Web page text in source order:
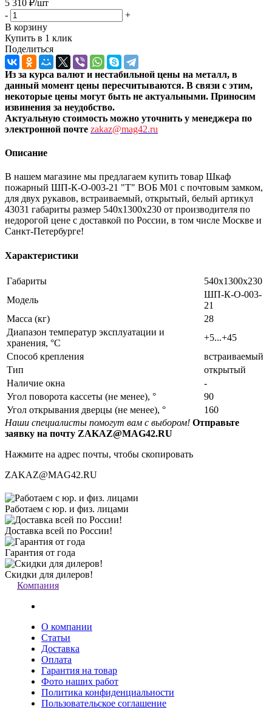
5 310 ₽/шт
-
+
В корзину
Купить в 1 клик
Поделиться
Из за курса валют и нестабильной цены на металл, в
данный момент цены пересчитываются. В связи с этим,
некоторые цены могут быть не актуальными. Приносим
извинения за неудобство.
Актуальную стоимость можно уточнить у менеджера по
электронной почте zakaz@mag42.ru
Описание
В нашем магазине мы предлагаем купить товар Шкаф
пожарный ШП-К-О-003-21 "Т" ВОБ М01 с почтовым замком,
для двух рукавов, встраиваемый, открытый, белый артикул
43031 габариты размер 540х1300х230 от производителя по
недорогой цене с доставкой по России, в том числе Москве и
Санкт-Петербурге!
Характеристики
Габариты
540х1300х230
Модель
ШП-К-О-003-
21
Масса (кг)
28
Диапазон температур эксплуатации и
хранения, °С
+5...+45
Способ крепления
встраиваемый
Тип
открытый
Наличие окна
-
Угол поворота кассеты (не менее), °
90
Угол открывания дверцы (не менее), °
160
Наши специалисты помогут вам с выбором! Отправьте
заявку на почту ZAKAZ@MAG42.RU
Нажмите на адрес почты, чтобы скопировать
ZAKAZ@MAG42.RU
Работаем с юр. и физ. лицами
Доставка всей по России!
Гарантия от года
Скидки для дилеров!
Компания
О компании
Статьи
Доставка
Оплата
Гарантия на товар
Фото наших работ
Политика конфиденциальности
Пользовательское соглашение